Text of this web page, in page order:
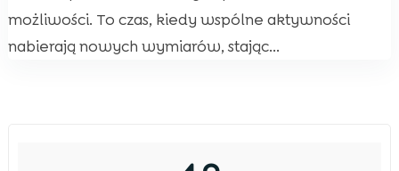
możliwości. To czas, kiedy wspólne aktywności
nabierają nowych wymiarów, stając...